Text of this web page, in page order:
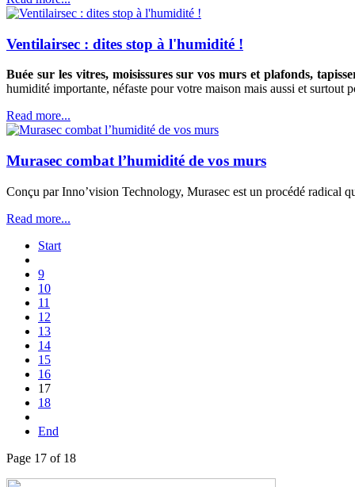
Ventilairsec : dites stop à l'humidité !
Buée sur les vitres, moisissures sur vos murs et plafonds,
humidité importante, néfaste pour votre maison mais aussi et surtout
Read more...
Murasec combat l’humidité de vos murs
Conçu par Inno’vision Technology, Murasec est un procédé radical
Read more...
Start
9
10
11
12
13
14
15
16
17
18
End
Page 17 of 18